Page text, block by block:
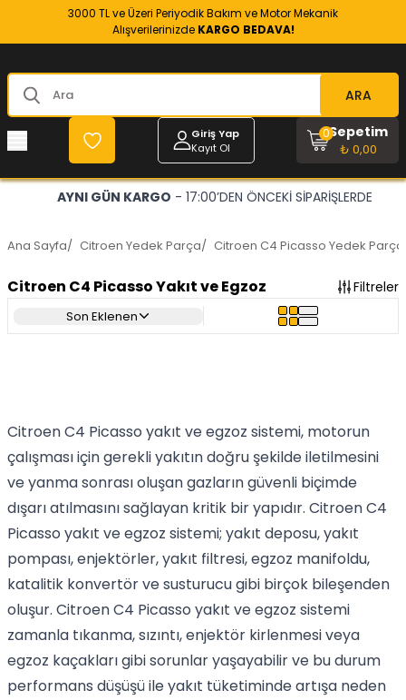
3000 TL ve Üzeri Periyodik Bakım ve Motor Mekanik
Alışverilerinizde KARGO BEDAVA!
ARA
Giriş Yap
Kayıt Ol
Sepetim
₺ 0,00
0
AYNI GÜN KARGO - 17:00’DEN ÖNCEKİ SİPARİŞLERDE
Ana Sayfa/ Citroen Yedek Parça/ Citroen C4 Picasso Yedek Parça
Citroen C4 Picasso Yakıt ve Egzoz Filtreler
Son Eklenen
Citroen C4 Picasso yakıt ve egzoz sistemi, motorun
çalışması için gerekli yakıtın doğru şekilde iletilmesini
ve yanma sonrası oluşan gazların güvenli biçimde
dışarı atılmasını sağlayan kritik bir yapıdır. Citroen C4
Picasso yakıt ve egzoz sistemi; yakıt deposu, yakıt
pompası, enjektörler, yakıt filtresi, egzoz manifoldu,
katalitik konvertör ve susturucu gibi birçok bileşenden
oluşur. Citroen C4 Picasso yakıt ve egzoz sistemi
zamanla tıkanma, sızıntı, enjektör kirlenmesi veya
egzoz kaçakları gibi sorunlar yaşayabilir ve bu durum
performans düşüşü ile yakıt tüketiminde artışa neden